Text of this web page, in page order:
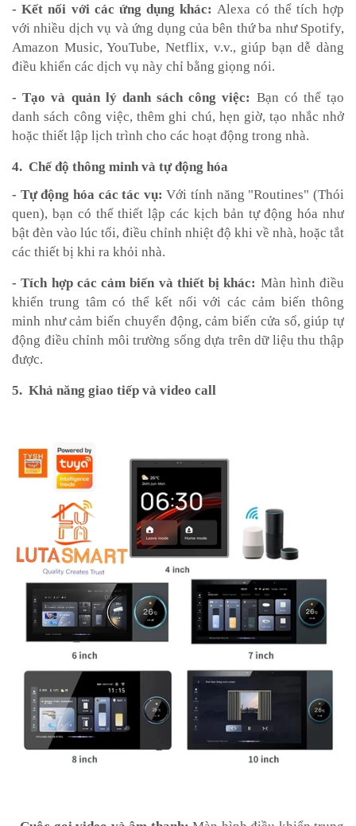
- Kết nối với các ứng dụng khác: Alexa có thể tích hợp
với nhiều dịch vụ và ứng dụng của bên thứ ba như Spotify,
Amazon Music, YouTube, Netflix, v.v., giúp bạn dễ dàng
điều khiển các dịch vụ này chỉ bằng giọng nói.
- Tạo và quản lý danh sách công việc: Bạn có thể tạo
danh sách công việc, thêm ghi chú, hẹn giờ, tạo nhắc nhở
hoặc thiết lập lịch trình cho các hoạt động trong nhà.
4. Chế độ thông minh và tự động hóa
- Tự động hóa các tác vụ:Với tính năng "Routines" (Thói
quen), bạn có thể thiết lập các kịch bản tự động hóa như
bật đèn vào lúc tối, điều chỉnh nhiệt độ khi về nhà, hoặc tắt
các thiết bị khi ra khỏi nhà.
- Tích hợp các cảm biến và thiết bị khác: Màn hình điều
khiển trung tâm có thể kết nối với các cảm biến thông
minh như cảm biến chuyển động, cảm biến cửa sổ, giúp tự
động điều chỉnh môi trường sống dựa trên dữ liệu thu thập
được.
5. Khả năng giao tiếp và video call